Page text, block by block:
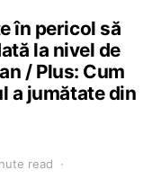
în pericol să
la nivel de
/ Plus: Cum
a jumătate din
read